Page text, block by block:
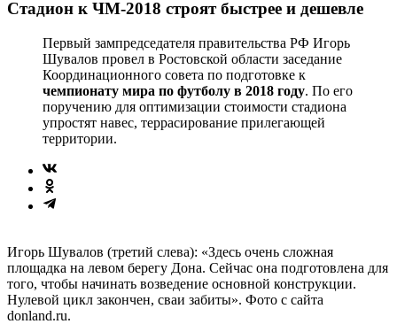
Стадион к ЧМ-2018 строят быстрее и дешевле
Первый зампредседателя правительства РФ Игорь
Шувалов провел в Ростовской области заседание
Координационного совета по подготовке к
чемпионату мира по футболу в 2018 году. По его
поручению для оптимизации стоимости стадиона
упростят навес, террасирование прилегающей
территории.
Игорь Шувалов (третий слева): «Здесь очень сложная
площадка на левом берегу Дона. Сейчас она подготовлена для
того, чтобы начинать возведение основной конструкции.
Нулевой цикл закончен, сваи забиты». Фото с сайта
donland.ru.